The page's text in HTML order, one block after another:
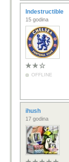
Indestructible
15 godina
OFFLINE
ihush
17 godina